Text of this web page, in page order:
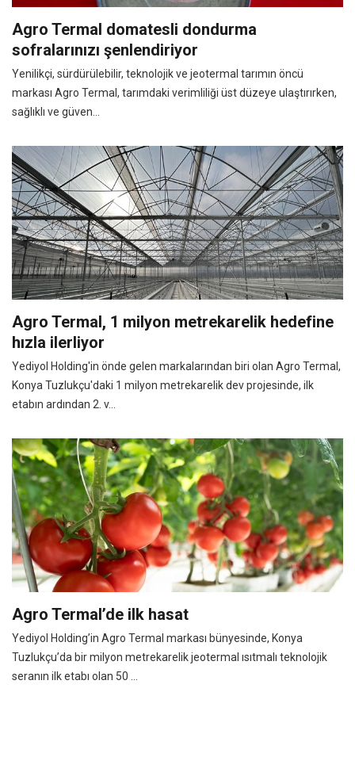
Agro Termal domatesli dondurma
sofralarınızı şenlendiriyor
Yenilikçi, sürdürülebilir, teknolojik ve jeotermal tarımın öncü
markası Agro Termal, tarımdaki verimliliği üst düzeye ulaştırırken,
sağlıklı ve güven...
Agro Termal, 1 milyon metrekarelik hedefine
hızla ilerliyor
Yediyol Holding'in önde gelen markalarından biri olan Agro Termal,
Konya Tuzlukçu'daki 1 milyon metrekarelik dev projesinde, ilk
etabın ardından 2. v...
Agro Termal’de ilk hasat
Yediyol Holding’in Agro Termal markası bünyesinde, Konya
Tuzlukçu’da bir milyon metrekarelik jeotermal ısıtmalı teknolojik
seranın ilk etabı olan 50 ...